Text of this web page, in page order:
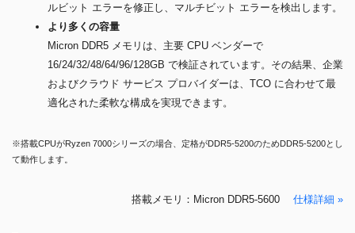
ルビット エラーを修正し、マルチビット エラーを検出します。
より多くの容量
Micron DDR5 メモリは、主要 CPU ベンダーで
16/24/32/48/64/96/128GB で検証されています。その結果、企業
およびクラウド サービス プロバイダーは、TCO に合わせて最
適化された柔軟な構成を実現できます。
※搭載CPUがRyzen 7000シリーズの場合、定格がDDR5-5200のためDDR5-5200とし
て動作します。
搭載メモリ：Micron DDR5-5600 仕様詳細 »